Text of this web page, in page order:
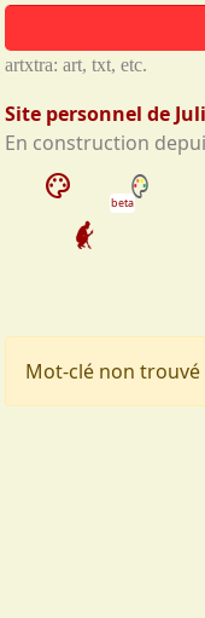
Aller au contenu
palette beta
Mot-clé non trouvé
artxtra: art, txt, etc.
Site personnel de
En construction